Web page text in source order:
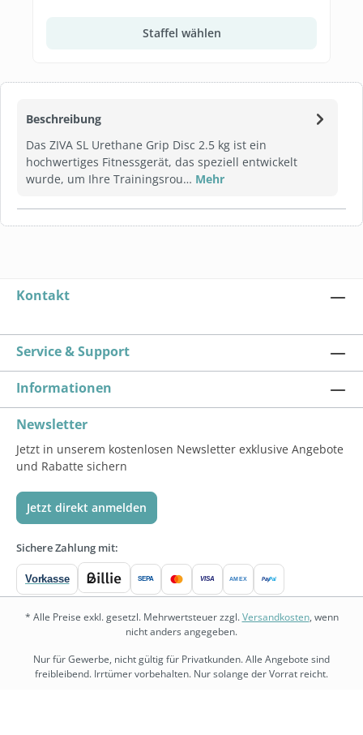
Beschreibung
Das ZIVA SL Urethane Grip Disc 2.5 kg ist ein
hochwertiges Fitnessgerät, das speziell entwickelt
wurde, um Ihre Trainingsrou… Mehr
Staffel wählen
Kontakt
Service & Support
Informationen
Newsletter
Jetzt in unserem kostenlosen Newsletter exklusive Angebote
und Rabatte sichern
Jetzt direkt anmelden
Sichere Zahlung mit:
Vorkasse SEPA VISA AMEX PayPal
* Alle Preise exkl. gesetzl. Mehrwertsteuer zzgl.Versandkosten, wenn
nicht anders angegeben.
Nur für Gewerbe, nicht gültig für Privatkunden. Alle Angebote sind
freibleibend. Irrtümer vorbehalten. Nur solange der Vorrat reicht.